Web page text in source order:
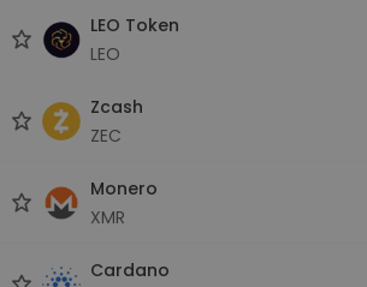
LEO Token
LEO
Zcash
ZEC
Monero
XMR
Cardano